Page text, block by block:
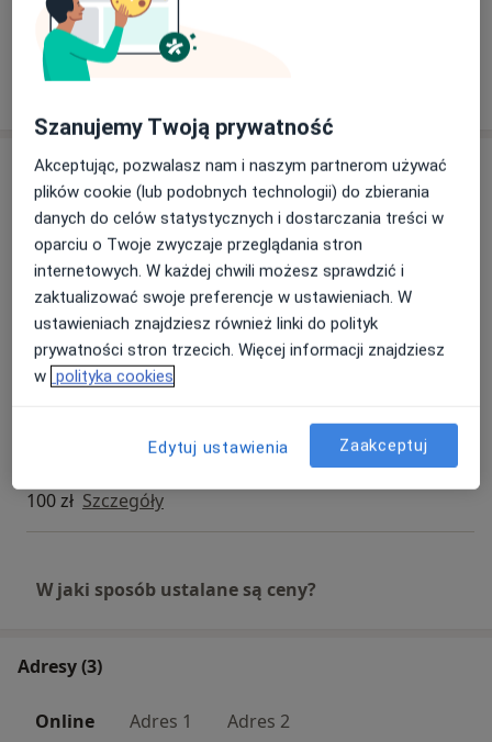
Konsultacje online
Usługi i ceny
Konsultacja online
300 zł Szczegóły Umów wizytę
Konsultacja psychiatryczna (kolejna wizyta)
Od 300 zł Szczegóły
Konsultacja psychiatryczna (pierwsza wizyta)
100 zł Szczegóły
W jaki sposób ustalane są ceny?
Adresy (3)
Online Adres 1 Adres 2
Szanujemy Twoją prywatność
Akceptując, pozwalasz nam i naszym partnerom używać
plików cookie (lub podobnych technologii) do zbierania
danych do celów statystycznych i dostarczania treści w
oparciu o Twoje zwyczaje przeglądania stron
internetowych. W każdej chwili możesz sprawdzić i
zaktualizować swoje preferencje w ustawieniach. W
ustawieniach znajdziesz również linki do polityk
prywatności stron trzecich. Więcej informacji znajdziesz
w polityka cookies
Edytuj ustawienia Zaakceptuj